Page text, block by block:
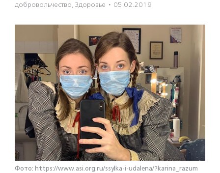
доброволь­чест­во, Здоровье · 05.02.2019
Фото: https://www.asi.org.ru/ssylka-i-udalena/?karina_razum